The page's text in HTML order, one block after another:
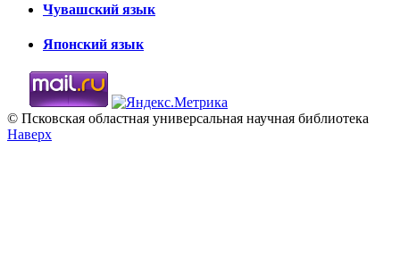
Чувашский язык
Японский язык
© Псковская областная универсальная научная библиотека
Наверх